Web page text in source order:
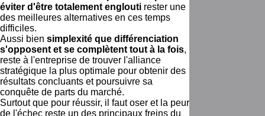
éviter d'être totalement englouti rester une
des meilleures alternatives en ces temps
difficiles.
Aussi bien simplexité que différenciation
s'opposent et se complètent tout à la fois,
reste à l'entreprise de trouver l'alliance
stratégique la plus optimale pour obtenir des
résultats concluants et poursuivre sa
conquête de parts du marché.
Surtout que pour réussir, il faut oser et la peur
de l'échec reste un des principaux freins du